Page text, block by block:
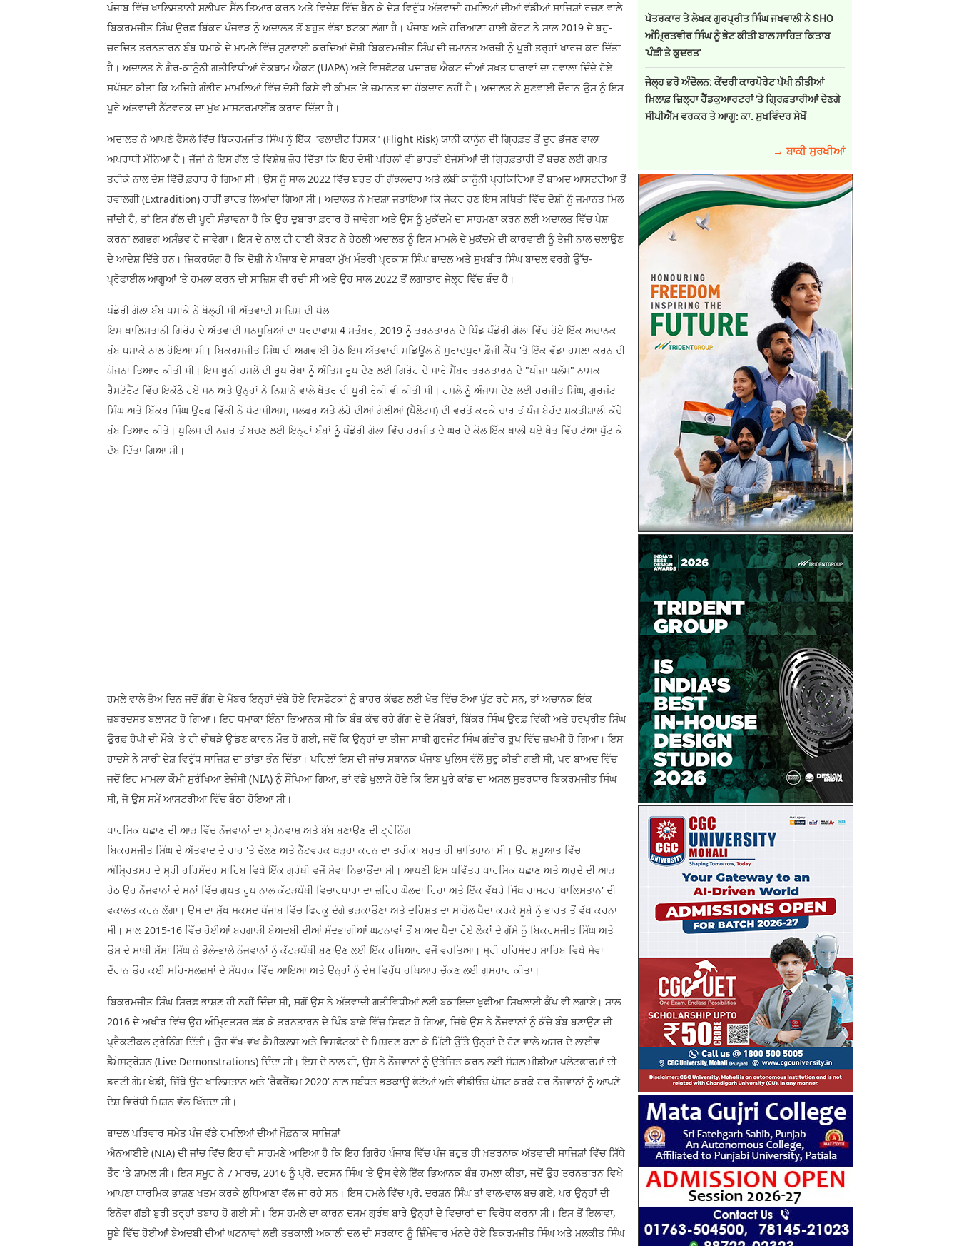
ਪੰਜਾਬ ਵਿੱਚ ਖਾਲਿਸਤਾਨੀ ਸਲੀਪਰ ਸੈੱਲ ਤਿਆਰ ਕਰਨ ਅਤੇ ਵਿਦੇਸ਼ ਵਿੱਚ ਬੈਠ ਕੇ ਦੇਸ਼ ਵਿਰੁੱਧ ਅੱਤਵਾਦੀ ਹਮਲਿਆਂ ਦੀਆਂ ਵੱਡੀਆਂ ਸਾਜ਼ਿਸ਼ਾਂ ਰਚਣ ਵਾਲੇ
ਬਿਕਰਮਜੀਤ ਸਿੰਘ ਉਰਫ਼ ਬਿੱਕਰ ਪੰਜਵੜ ਨੂੰ ਅਦਾਲਤ ਤੋਂ ਬਹੁਤ ਵੱਡਾ ਝਟਕਾ ਲੱਗਾ ਹੈ। ਪੰਜਾਬ ਅਤੇ ਹਰਿਆਣਾ ਹਾਈ ਕੋਰਟ ਨੇ ਸਾਲ 2019 ਦੇ ਬਹੁ-
ਚਰਚਿਤ ਤਰਨਤਾਰਨ ਬੰਬ ਧਮਾਕੇ ਦੇ ਮਾਮਲੇ ਵਿੱਚ ਸੁਣਵਾਈ ਕਰਦਿਆਂ ਦੋਸ਼ੀ ਬਿਕਰਮਜੀਤ ਸਿੰਘ ਦੀ ਜ਼ਮਾਨਤ ਅਰਜ਼ੀ ਨੂੰ ਪੂਰੀ ਤਰ੍ਹਾਂ ਖਾਰਜ ਕਰ ਦਿੱਤਾ
ਹੈ। ਅਦਾਲਤ ਨੇ ਗੈਰ-ਕਾਨੂੰਨੀ ਗਤੀਵਿਧੀਆਂ ਰੋਕਥਾਮ ਐਕਟ (UAPA) ਅਤੇ ਵਿਸਫੋਟਕ ਪਦਾਰਥ ਐਕਟ ਦੀਆਂ ਸਖ਼ਤ ਧਾਰਾਵਾਂ ਦਾ ਹਵਾਲਾ ਦਿੰਦੇ ਹੋਏ
ਸਪੱਸ਼ਟ ਕੀਤਾ ਕਿ ਅਜਿਹੇ ਗੰਭੀਰ ਮਾਮਲਿਆਂ ਵਿੱਚ ਦੋਸ਼ੀ ਕਿਸੇ ਵੀ ਕੀਮਤ 'ਤੇ ਜ਼ਮਾਨਤ ਦਾ ਹੱਕਦਾਰ ਨਹੀਂ ਹੈ। ਅਦਾਲਤ ਨੇ ਸੁਣਵਾਈ ਦੌਰਾਨ ਉਸ ਨੂੰ ਇਸ
ਪੂਰੇ ਅੱਤਵਾਦੀ ਨੈੱਟਵਰਕ ਦਾ ਮੁੱਖ ਮਾਸਟਰਮਾਈਂਡ ਕਰਾਰ ਦਿੱਤਾ ਹੈ।
ਅਦਾਲਤ ਨੇ ਆਪਣੇ ਫੈਸਲੇ ਵਿੱਚ ਬਿਕਰਮਜੀਤ ਸਿੰਘ ਨੂੰ ਇੱਕ "ਫਲਾਈਟ ਰਿਸਕ" (Flight Risk) ਯਾਨੀ ਕਾਨੂੰਨ ਦੀ ਗ੍ਰਿਫ਼ਤ ਤੋਂ ਦੂਰ ਭੱਜਣ ਵਾਲਾ
ਅਪਰਾਧੀ ਮੰਨਿਆ ਹੈ। ਜੱਜਾਂ ਨੇ ਇਸ ਗੱਲ 'ਤੇ ਵਿਸ਼ੇਸ਼ ਜ਼ੋਰ ਦਿੱਤਾ ਕਿ ਇਹ ਦੋਸ਼ੀ ਪਹਿਲਾਂ ਵੀ ਭਾਰਤੀ ਏਜੰਸੀਆਂ ਦੀ ਗ੍ਰਿਫ਼ਤਾਰੀ ਤੋਂ ਬਚਣ ਲਈ ਗੁਪਤ
ਤਰੀਕੇ ਨਾਲ ਦੇਸ਼ ਵਿੱਚੋਂ ਫ਼ਰਾਰ ਹੋ ਗਿਆ ਸੀ। ਉਸ ਨੂੰ ਸਾਲ 2022 ਵਿੱਚ ਬਹੁਤ ਹੀ ਗੁੰਝਲਦਾਰ ਅਤੇ ਲੰਬੀ ਕਾਨੂੰਨੀ ਪ੍ਰਕਿਰਿਆ ਤੋਂ ਬਾਅਦ ਆਸਟਰੀਆ ਤੋਂ
ਹਵਾਲਗੀ (Extradition) ਰਾਹੀਂ ਭਾਰਤ ਲਿਆਂਦਾ ਗਿਆ ਸੀ। ਅਦਾਲਤ ਨੇ ਖ਼ਦਸ਼ਾ ਜਤਾਇਆ ਕਿ ਜੇਕਰ ਹੁਣ ਇਸ ਸਥਿਤੀ ਵਿੱਚ ਦੋਸ਼ੀ ਨੂੰ ਜ਼ਮਾਨਤ ਮਿਲ
ਜਾਂਦੀ ਹੈ, ਤਾਂ ਇਸ ਗੱਲ ਦੀ ਪੂਰੀ ਸੰਭਾਵਨਾ ਹੈ ਕਿ ਉਹ ਦੁਬਾਰਾ ਫ਼ਰਾਰ ਹੋ ਜਾਵੇਗਾ ਅਤੇ ਉਸ ਨੂੰ ਮੁਕੱਦਮੇ ਦਾ ਸਾਹਮਣਾ ਕਰਨ ਲਈ ਅਦਾਲਤ ਵਿੱਚ ਪੇਸ਼
ਕਰਨਾ ਲਗਭਗ ਅਸੰਭਵ ਹੋ ਜਾਵੇਗਾ। ਇਸ ਦੇ ਨਾਲ ਹੀ ਹਾਈ ਕੋਰਟ ਨੇ ਹੇਠਲੀ ਅਦਾਲਤ ਨੂੰ ਇਸ ਮਾਮਲੇ ਦੇ ਮੁਕੱਦਮੇ ਦੀ ਕਾਰਵਾਈ ਨੂੰ ਤੇਜ਼ੀ ਨਾਲ ਚਲਾਉਣ
ਦੇ ਆਦੇਸ਼ ਦਿੱਤੇ ਹਨ। ਜ਼ਿਕਰਯੋਗ ਹੈ ਕਿ ਦੋਸ਼ੀ ਨੇ ਪੰਜਾਬ ਦੇ ਸਾਬਕਾ ਮੁੱਖ ਮੰਤਰੀ ਪ੍ਰਕਾਸ਼ ਸਿੰਘ ਬਾਦਲ ਅਤੇ ਸੁਖਬੀਰ ਸਿੰਘ ਬਾਦਲ ਵਰਗੇ ਉੱਚ-
ਪ੍ਰੋਫਾਈਲ ਆਗੂਆਂ 'ਤੇ ਹਮਲਾ ਕਰਨ ਦੀ ਸਾਜ਼ਿਸ਼ ਵੀ ਰਚੀ ਸੀ ਅਤੇ ਉਹ ਸਾਲ 2022 ਤੋਂ ਲਗਾਤਾਰ ਜੇਲ੍ਹ ਵਿੱਚ ਬੰਦ ਹੈ।
ਪੰਡੋਰੀ ਗੋਲਾ ਬੰਬ ਧਮਾਕੇ ਨੇ ਖੋਲ੍ਹੀ ਸੀ ਅੱਤਵਾਦੀ ਸਾਜ਼ਿਸ਼ ਦੀ ਪੋਲ
ਇਸ ਖਾਲਿਸਤਾਨੀ ਗਿਰੋਹ ਦੇ ਅੱਤਵਾਦੀ ਮਨਸੂਬਿਆਂ ਦਾ ਪਰਦਾਫਾਸ਼ 4 ਸਤੰਬਰ, 2019 ਨੂੰ ਤਰਨਤਾਰਨ ਦੇ ਪਿੰਡ ਪੰਡੋਰੀ ਗੋਲਾ ਵਿੱਚ ਹੋਏ ਇੱਕ ਅਚਾਨਕ
ਬੰਬ ਧਮਾਕੇ ਨਾਲ ਹੋਇਆ ਸੀ। ਬਿਕਰਮਜੀਤ ਸਿੰਘ ਦੀ ਅਗਵਾਈ ਹੇਠ ਇਸ ਅੱਤਵਾਦੀ ਮਡਿਊਲ ਨੇ ਮੁਰਾਦਪੁਰਾ ਫ਼ੌਜੀ ਕੈਂਪ 'ਤੇ ਇੱਕ ਵੱਡਾ ਹਮਲਾ ਕਰਨ ਦੀ
ਯੋਜਨਾ ਤਿਆਰ ਕੀਤੀ ਸੀ। ਇਸ ਖੂਨੀ ਹਮਲੇ ਦੀ ਰੂਪ ਰੇਖਾ ਨੂੰ ਅੰਤਿਮ ਰੂਪ ਦੇਣ ਲਈ ਗਿਰੋਹ ਦੇ ਸਾਰੇ ਮੈਂਬਰ ਤਰਨਤਾਰਨ ਦੇ "ਪੀਜ਼ਾ ਪਲੱਸ" ਨਾਮਕ
ਰੈਸਟੋਰੈਂਟ ਵਿੱਚ ਇਕੱਠੇ ਹੋਏ ਸਨ ਅਤੇ ਉਨ੍ਹਾਂ ਨੇ ਨਿਸ਼ਾਨੇ ਵਾਲੇ ਖੇਤਰ ਦੀ ਪੂਰੀ ਰੇਕੀ ਵੀ ਕੀਤੀ ਸੀ। ਹਮਲੇ ਨੂੰ ਅੰਜਾਮ ਦੇਣ ਲਈ ਹਰਜੀਤ ਸਿੰਘ, ਗੁਰਜੰਟ
ਸਿੰਘ ਅਤੇ ਬਿੱਕਰ ਸਿੰਘ ਉਰਫ਼ ਵਿੱਕੀ ਨੇ ਪੋਟਾਸ਼ੀਅਮ, ਸਲਫਰ ਅਤੇ ਲੋਹੇ ਦੀਆਂ ਗੋਲੀਆਂ (ਪੈਲੇਟਸ) ਦੀ ਵਰਤੋਂ ਕਰਕੇ ਚਾਰ ਤੋਂ ਪੰਜ ਬੇਹੱਦ ਸ਼ਕਤੀਸ਼ਾਲੀ ਕੱਚੇ
ਬੰਬ ਤਿਆਰ ਕੀਤੇ। ਪੁਲਿਸ ਦੀ ਨਜ਼ਰ ਤੋਂ ਬਚਣ ਲਈ ਇਨ੍ਹਾਂ ਬੰਬਾਂ ਨੂੰ ਪੰਡੋਰੀ ਗੋਲਾ ਵਿੱਚ ਹਰਜੀਤ ਦੇ ਘਰ ਦੇ ਕੋਲ ਇੱਕ ਖਾਲੀ ਪਏ ਖੇਤ ਵਿੱਚ ਟੋਆ ਪੁੱਟ ਕੇ
ਦੱਬ ਦਿੱਤਾ ਗਿਆ ਸੀ।
ਹਮਲੇ ਵਾਲੇ ਤੈਅ ਦਿਨ ਜਦੋਂ ਗੈਂਗ ਦੇ ਮੈਂਬਰ ਇਨ੍ਹਾਂ ਦੱਬੇ ਹੋਏ ਵਿਸਫੋਟਕਾਂ ਨੂੰ ਬਾਹਰ ਕੱਢਣ ਲਈ ਖੇਤ ਵਿੱਚ ਟੋਆ ਪੁੱਟ ਰਹੇ ਸਨ, ਤਾਂ ਅਚਾਨਕ ਇੱਕ
ਜ਼ਬਰਦਸਤ ਬਲਾਸਟ ਹੋ ਗਿਆ। ਇਹ ਧਮਾਕਾ ਇੰਨਾ ਭਿਆਨਕ ਸੀ ਕਿ ਬੰਬ ਕੱਢ ਰਹੇ ਗੈਂਗ ਦੇ ਦੋ ਮੈਂਬਰਾਂ, ਬਿੱਕਰ ਸਿੰਘ ਉਰਫ਼ ਵਿੱਕੀ ਅਤੇ ਹਰਪ੍ਰੀਤ ਸਿੰਘ
ਉਰਫ਼ ਹੈਪੀ ਦੀ ਮੌਕੇ 'ਤੇ ਹੀ ਚੀਥੜੇ ਉੱਡਣ ਕਾਰਨ ਮੌਤ ਹੋ ਗਈ, ਜਦੋਂ ਕਿ ਉਨ੍ਹਾਂ ਦਾ ਤੀਜਾ ਸਾਥੀ ਗੁਰਜੰਟ ਸਿੰਘ ਗੰਭੀਰ ਰੂਪ ਵਿੱਚ ਜ਼ਖਮੀ ਹੋ ਗਿਆ। ਇਸ
ਹਾਦਸੇ ਨੇ ਸਾਰੀ ਦੇਸ਼ ਵਿਰੁੱਧ ਸਾਜ਼ਿਸ਼ ਦਾ ਭਾਂਡਾ ਭੰਨ ਦਿੱਤਾ। ਪਹਿਲਾਂ ਇਸ ਦੀ ਜਾਂਚ ਸਥਾਨਕ ਪੰਜਾਬ ਪੁਲਿਸ ਵੱਲੋਂ ਸ਼ੁਰੂ ਕੀਤੀ ਗਈ ਸੀ, ਪਰ ਬਾਅਦ ਵਿੱਚ
ਜਦੋਂ ਇਹ ਮਾਮਲਾ ਕੌਮੀ ਸੁਰੱਖਿਆ ਏਜੰਸੀ (NIA) ਨੂੰ ਸੌਂਪਿਆ ਗਿਆ, ਤਾਂ ਵੱਡੇ ਖੁਲਾਸੇ ਹੋਏ ਕਿ ਇਸ ਪੂਰੇ ਕਾਂਡ ਦਾ ਅਸਲ ਸੂਤਰਧਾਰ ਬਿਕਰਮਜੀਤ ਸਿੰਘ
ਸੀ, ਜੋ ਉਸ ਸਮੇਂ ਆਸਟਰੀਆ ਵਿੱਚ ਬੈਠਾ ਹੋਇਆ ਸੀ।
ਧਾਰਮਿਕ ਪਛਾਣ ਦੀ ਆੜ ਵਿੱਚ ਨੌਜਵਾਨਾਂ ਦਾ ਬ੍ਰੇਨਵਾਸ਼ ਅਤੇ ਬੰਬ ਬਣਾਉਣ ਦੀ ਟ੍ਰੇਨਿੰਗ
ਬਿਕਰਮਜੀਤ ਸਿੰਘ ਦੇ ਅੱਤਵਾਦ ਦੇ ਰਾਹ 'ਤੇ ਚੱਲਣ ਅਤੇ ਨੈੱਟਵਰਕ ਖੜ੍ਹਾ ਕਰਨ ਦਾ ਤਰੀਕਾ ਬਹੁਤ ਹੀ ਸ਼ਾਤਿਰਾਨਾ ਸੀ। ਉਹ ਸ਼ੁਰੂਆਤ ਵਿੱਚ
ਅੰਮ੍ਰਿਤਸਰ ਦੇ ਸ੍ਰੀ ਹਰਿਮੰਦਰ ਸਾਹਿਬ ਵਿਖੇ ਇੱਕ ਗ੍ਰੰਥੀ ਵਜੋਂ ਸੇਵਾ ਨਿਭਾਉਂਦਾ ਸੀ। ਆਪਣੀ ਇਸ ਪਵਿੱਤਰ ਧਾਰਮਿਕ ਪਛਾਣ ਅਤੇ ਅਹੁਦੇ ਦੀ ਆੜ
ਹੇਠ ਉਹ ਨੌਜਵਾਨਾਂ ਦੇ ਮਨਾਂ ਵਿੱਚ ਗੁਪਤ ਰੂਪ ਨਾਲ ਕੱਟੜਪੰਥੀ ਵਿਚਾਰਧਾਰਾ ਦਾ ਜ਼ਹਿਰ ਘੋਲਦਾ ਰਿਹਾ ਅਤੇ ਇੱਕ ਵੱਖਰੇ ਸਿੱਖ ਰਾਸ਼ਟਰ 'ਖਾਲਿਸਤਾਨ' ਦੀ
ਵਕਾਲਤ ਕਰਨ ਲੱਗਾ। ਉਸ ਦਾ ਮੁੱਖ ਮਕਸਦ ਪੰਜਾਬ ਵਿੱਚ ਫਿਰਕੂ ਦੰਗੇ ਭੜਕਾਉਣਾ ਅਤੇ ਦਹਿਸ਼ਤ ਦਾ ਮਾਹੌਲ ਪੈਦਾ ਕਰਕੇ ਸੂਬੇ ਨੂੰ ਭਾਰਤ ਤੋਂ ਵੱਖ ਕਰਨਾ
ਸੀ। ਸਾਲ 2015-16 ਵਿੱਚ ਹੋਈਆਂ ਬਰਗਾੜੀ ਬੇਅਦਬੀ ਦੀਆਂ ਮੰਦਭਾਗੀਆਂ ਘਟਨਾਵਾਂ ਤੋਂ ਬਾਅਦ ਪੈਦਾ ਹੋਏ ਲੋਕਾਂ ਦੇ ਗੁੱਸੇ ਨੂੰ ਬਿਕਰਮਜੀਤ ਸਿੰਘ ਅਤੇ
ਉਸ ਦੇ ਸਾਥੀ ਮੱਸਾ ਸਿੰਘ ਨੇ ਭੋਲੇ-ਭਾਲੇ ਨੌਜਵਾਨਾਂ ਨੂੰ ਕੱਟੜਪੰਥੀ ਬਣਾਉਣ ਲਈ ਇੱਕ ਹਥਿਆਰ ਵਜੋਂ ਵਰਤਿਆ। ਸ੍ਰੀ ਹਰਿਮੰਦਰ ਸਾਹਿਬ ਵਿਖੇ ਸੇਵਾ
ਦੌਰਾਨ ਉਹ ਕਈ ਸਹਿ-ਮੁਲਜ਼ਮਾਂ ਦੇ ਸੰਪਰਕ ਵਿੱਚ ਆਇਆ ਅਤੇ ਉਨ੍ਹਾਂ ਨੂੰ ਦੇਸ਼ ਵਿਰੁੱਧ ਹਥਿਆਰ ਚੁੱਕਣ ਲਈ ਗੁਮਰਾਹ ਕੀਤਾ।
ਬਿਕਰਮਜੀਤ ਸਿੰਘ ਸਿਰਫ਼ ਭਾਸ਼ਣ ਹੀ ਨਹੀਂ ਦਿੰਦਾ ਸੀ, ਸਗੋਂ ਉਸ ਨੇ ਅੱਤਵਾਦੀ ਗਤੀਵਿਧੀਆਂ ਲਈ ਬਕਾਇਦਾ ਖੁਫੀਆ ਸਿਖਲਾਈ ਕੈਂਪ ਵੀ ਲਗਾਏ। ਸਾਲ
2016 ਦੇ ਅਖੀਰ ਵਿੱਚ ਉਹ ਅੰਮ੍ਰਿਤਸਰ ਛੱਡ ਕੇ ਤਰਨਤਾਰਨ ਦੇ ਪਿੰਡ ਬਾਛੇ ਵਿੱਚ ਸ਼ਿਫਟ ਹੋ ਗਿਆ, ਜਿੱਥੇ ਉਸ ਨੇ ਨੌਜਵਾਨਾਂ ਨੂੰ ਕੱਚੇ ਬੰਬ ਬਣਾਉਣ ਦੀ
ਪ੍ਰੈਕਟੀਕਲ ਟ੍ਰੇਨਿੰਗ ਦਿੱਤੀ। ਉਹ ਵੱਖ-ਵੱਖ ਕੈਮੀਕਲਸ ਅਤੇ ਵਿਸਫੋਟਕਾਂ ਦੇ ਮਿਸ਼ਰਣ ਬਣਾ ਕੇ ਮਿੱਟੀ ਉੱਤੇ ਉਨ੍ਹਾਂ ਦੇ ਹੋਣ ਵਾਲੇ ਅਸਰ ਦੇ ਲਾਈਵ
ਡੈਮੋਸਟ੍ਰੇਸ਼ਨ (Live Demonstrations) ਦਿੰਦਾ ਸੀ। ਇਸ ਦੇ ਨਾਲ ਹੀ, ਉਸ ਨੇ ਨੌਜਵਾਨਾਂ ਨੂੰ ਉਤੇਜਿਤ ਕਰਨ ਲਈ ਸੋਸ਼ਲ ਮੀਡੀਆ ਪਲੇਟਫਾਰਮਾਂ ਦੀ
ਡਰਟੀ ਗੇਮ ਖੇਡੀ, ਜਿੱਥੇ ਉਹ ਖਾਲਿਸਤਾਨ ਅਤੇ 'ਰੈਫਰੈਂਡਮ 2020' ਨਾਲ ਸਬੰਧਤ ਭੜਕਾਊ ਫੋਟੋਆਂ ਅਤੇ ਵੀਡੀਓਜ਼ ਪੋਸਟ ਕਰਕੇ ਹੋਰ ਨੌਜਵਾਨਾਂ ਨੂੰ ਆਪਣੇ
ਦੇਸ਼ ਵਿਰੋਧੀ ਮਿਸ਼ਨ ਵੱਲ ਖਿੱਚਦਾ ਸੀ।
ਬਾਦਲ ਪਰਿਵਾਰ ਸਮੇਤ ਪੰਜ ਵੱਡੇ ਹਮਲਿਆਂ ਦੀਆਂ ਖ਼ੌਫ਼ਨਾਕ ਸਾਜ਼ਿਸ਼ਾਂ
ਐਨਆਈਏ (NIA) ਦੀ ਜਾਂਚ ਵਿੱਚ ਇਹ ਵੀ ਸਾਹਮਣੇ ਆਇਆ ਹੈ ਕਿ ਇਹ ਗਿਰੋਹ ਪੰਜਾਬ ਵਿੱਚ ਪੰਜ ਬਹੁਤ ਹੀ ਖ਼ਤਰਨਾਕ ਅੱਤਵਾਦੀ ਸਾਜ਼ਿਸ਼ਾਂ ਵਿੱਚ ਸਿੱਧੇ
ਤੌਰ 'ਤੇ ਸ਼ਾਮਲ ਸੀ। ਇਸ ਸਮੂਹ ਨੇ 7 ਮਾਰਚ, 2016 ਨੂੰ ਪ੍ਰੋ. ਦਰਸ਼ਨ ਸਿੰਘ 'ਤੇ ਉਸ ਵੇਲੇ ਇੱਕ ਭਿਆਨਕ ਬੰਬ ਹਮਲਾ ਕੀਤਾ, ਜਦੋਂ ਉਹ ਤਰਨਤਾਰਨ ਵਿਖੇ
ਆਪਣਾ ਧਾਰਮਿਕ ਭਾਸ਼ਣ ਖਤਮ ਕਰਕੇ ਲੁਧਿਆਣਾ ਵੱਲ ਜਾ ਰਹੇ ਸਨ। ਇਸ ਹਮਲੇ ਵਿੱਚ ਪ੍ਰੋ. ਦਰਸ਼ਨ ਸਿੰਘ ਤਾਂ ਵਾਲ-ਵਾਲ ਬਚ ਗਏ, ਪਰ ਉਨ੍ਹਾਂ ਦੀ
ਇਨੋਵਾ ਗੱਡੀ ਬੁਰੀ ਤਰ੍ਹਾਂ ਤਬਾਹ ਹੋ ਗਈ ਸੀ। ਇਸ ਹਮਲੇ ਦਾ ਕਾਰਨ ਦਸਮ ਗ੍ਰੰਥ ਬਾਰੇ ਉਨ੍ਹਾਂ ਦੇ ਵਿਚਾਰਾਂ ਦਾ ਵਿਰੋਧ ਕਰਨਾ ਸੀ। ਇਸ ਤੋਂ ਇਲਾਵਾ,
ਸੂਬੇ ਵਿੱਚ ਹੋਈਆਂ ਬੇਅਦਬੀ ਦੀਆਂ ਘਟਨਾਵਾਂ ਲਈ ਤਤਕਾਲੀ ਅਕਾਲੀ ਦਲ ਦੀ ਸਰਕਾਰ ਨੂੰ ਜ਼ਿੰਮੇਵਾਰ ਮੰਨਦੇ ਹੋਏ ਬਿਕਰਮਜੀਤ ਸਿੰਘ ਅਤੇ ਮਲਕੀਤ ਸਿੰਘ
ਪੱਤਰਕਾਰ ਤੇ ਲੇਖਕ ਗੁਰਪ੍ਰੀਤ ਸਿੰਘ ਜਖਵਾਲੀ ਨੇ SHO
ਅੰਮ੍ਰਿਤਵੀਰ ਸਿੰਘ ਨੂੰ ਭੇਟ ਕੀਤੀ ਬਾਲ ਸਾਹਿਤ ਕਿਤਾਬ
'ਪੰਛੀ ਤੇ ਕੁਦਰਤ'
ਜੇਲ੍ਹ ਭਰੋ ਅੰਦੋਲਨ: ਕੇਂਦਰੀ ਕਾਰਪੋਰੇਟ ਪੱਖੀ ਨੀਤੀਆਂ
ਖ਼ਿਲਾਫ਼ ਜ਼ਿਲ੍ਹਾ ਹੈੱਡਕੁਆਰਟਰਾਂ 'ਤੇ ਗ੍ਰਿਫ਼ਤਾਰੀਆਂ ਦੇਣਗੇ
ਸੀਪੀਐੱਮ ਵਰਕਰ ਤੇ ਆਗੂ: ਕਾ. ਸੁਖਵਿੰਦਰ ਸੇਖੋਂ
→ ਬਾਕੀ ਸੁਰਖੀਆਂ